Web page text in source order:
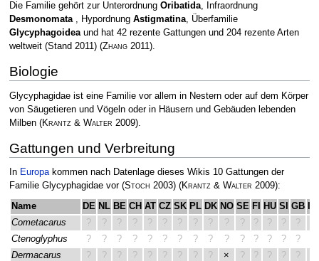
Die Familie gehört zur Unterordnung Oribatida, Infraordnung
Desmonomata , Hypordnung Astigmatina, Überfamilie
Glycyphagoideaund hat 42 rezente Gattungen und 204 rezente Arten
weltweit (Stand 2011) (Zhang2011).
Biologie
Glycyphagidae ist eine Familie vor allem in Nestern oder auf dem Körper
von Säugetieren und Vögeln oder in Häusern und Gebäuden lebenden
Milben (Krantz & Walter 2009).
Gattungen und Verbreitung
In Europakommen nach Datenlage dieses Wikis 10 Gattungen der
Familie Glycyphagidae vor (Stoch 2003) (Krantz & Walter 2009):
Name DE NL BE CH AT CZ SK PL DK NO SE FI HU SI GB
Cometacarus
? ? ? ? ? ? ? ? ? ? ? ? ? ? ?
Ctenoglyphus
? ? ? ? ? ? ? ? ? ? ? ? ? ? ?
Dermacarus
? ? ? ? ? ? ? ? ? × ? ? ? ? ?